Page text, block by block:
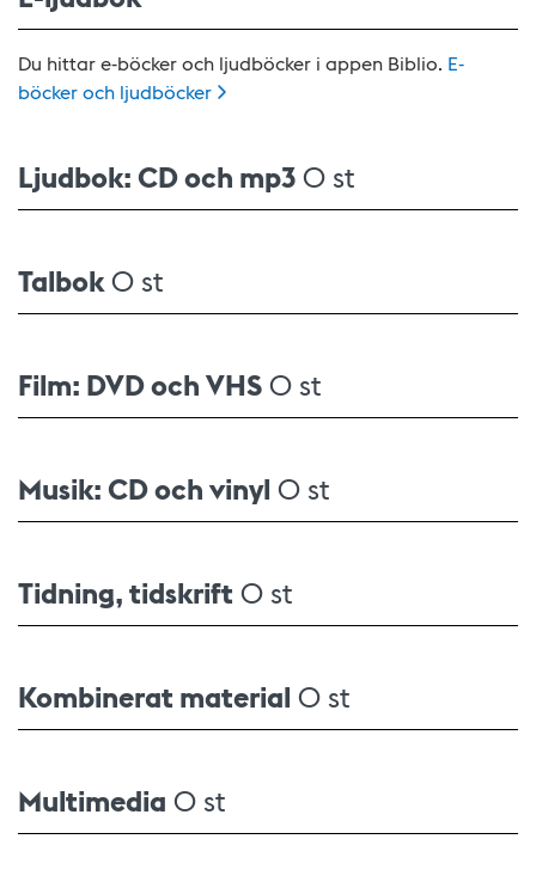
Du hittar e-böcker och ljudböcker i appen Biblio. E-
böcker och ljudböcker
Ljudbok: CD och mp30 st
Talbok0 st
Film: DVD och VHS0 st
Musik: CD och vinyl 0 st
Tidning, tidskrift 0 st
Kombinerat material 0 st
Multimedia 0 st